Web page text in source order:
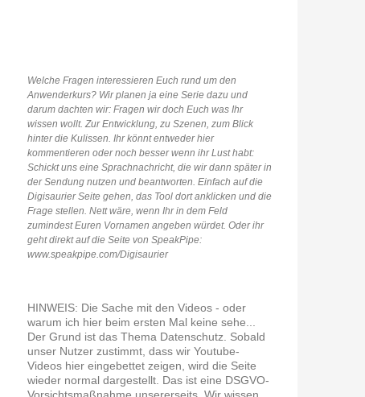
Welche Fragen interessieren Euch rund um den
Anwenderkurs? Wir planen ja eine Serie dazu und
darum dachten wir: Fragen wir doch Euch was Ihr
wissen wollt. Zur Entwicklung, zu Szenen, zum Blick
hinter die Kulissen. Ihr könnt entweder hier
kommentieren oder noch besser wenn ihr Lust habt:
Schickt uns eine Sprachnachricht, die wir dann später in
der Sendung nutzen und beantworten. Einfach auf die
Digisaurier Seite gehen, das Tool dort anklicken und die
Frage stellen. Nett wäre, wenn Ihr in dem Feld
zumindest Euren Vornamen angeben würdet. Oder ihr
geht direkt auf die Seite von SpeakPipe:
www.speakpipe.com/Digisaurier
HINWEIS: Die Sache mit den Videos - oder
warum ich hier beim ersten Mal keine sehe...
Der Grund ist das Thema Datenschutz. Sobald
unser Nutzer zustimmt, dass wir Youtube-
Videos hier eingebettet zeigen, wird die Seite
wieder normal dargestellt. Das ist eine DSGVO-
Vorsichtsmaßnahme unsererseits. Wir wissen,